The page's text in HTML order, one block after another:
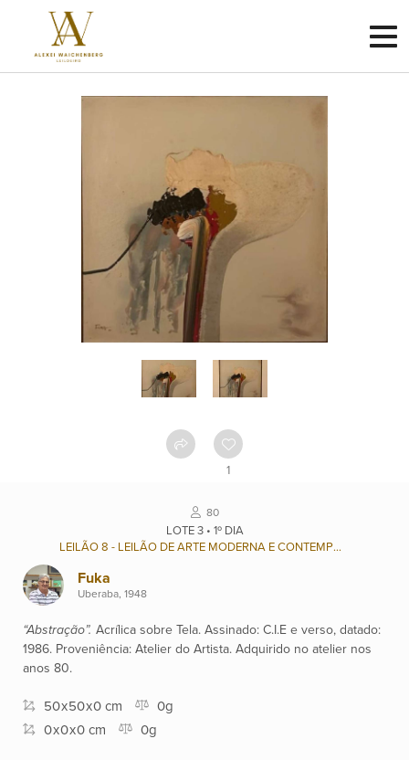
login
Home
Sobre
Como
funciona
Contato
catálogo
Qualificações
Moeda:
R$
1
80
LOTE 3 • 1º DIA
LEILÃO 8 - LEILÃO DE ARTE MODERNA E CONTEMPORÂNEA BRASILEIRA
Fuka
Uberaba, 1948
“Abstração”. Acrílica sobre Tela. Assinado: C.I.E e verso, datado:
1986. Proveniência: Atelier do Artista. Adquirido no atelier nos
anos 80.
50x50x0 cm
0g
0x0x0 cm 0g